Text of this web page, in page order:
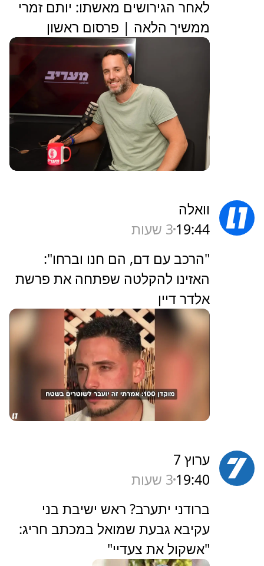
לאחר הגירושים מאשתו: יותם זמרי
ממשיך הלאה | פרסום ראשון
וואלה
19:44 3 שעות
"הרכב עם דם, הם חנו וברחו":
האזינו להקלטה שפתחה את פרשת
אלדר דיין
ערוץ 7
19:40 3 שעות
‏ברודני יתערב? ראש ישיבת בני
עקיבא גבעת שמואל במכתב חריג:
"אשקול את צעדיי"